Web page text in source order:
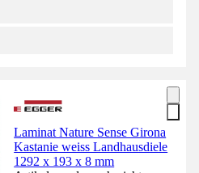
Laminat Nature Sense Girona
Kastanie weiss Landhausdiele
1292 x 193 x 8 mm